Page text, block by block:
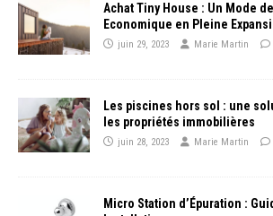
Achat Tiny House : Un Mode
Economique en Pleine
juin 29, 2023 Marie Martin
Les piscines hors sol : une
les propriétés immobilières
juin 28, 2023 Marie Martin
Micro Station d’Épuration :